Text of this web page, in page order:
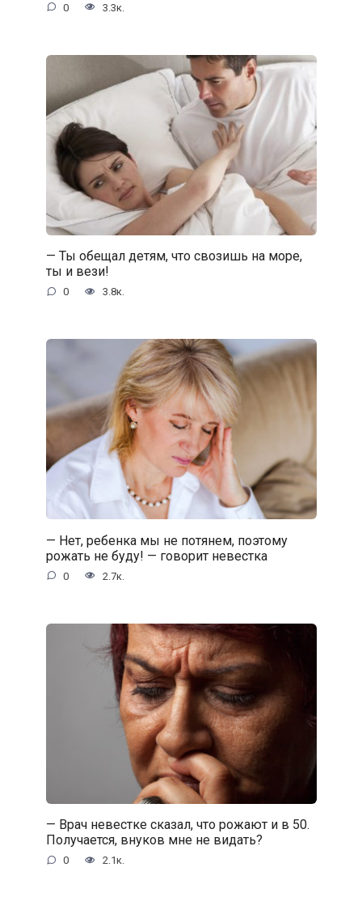
0 3.3к.
— Ты обещал детям, что свозишь на море,
ты и вези!
0 3.8к.
— Нет, ребенка мы не потянем, поэтому
рожать не буду! — говорит невестка
0 2.7к.
— Врач невестке сказал, что рожают и в 50.
Получается, внуков мне не видать?
0 2.1к.